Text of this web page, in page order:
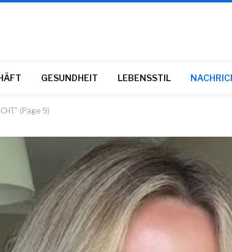
GESUNDHEIT LEBENSSTIL
(Page 9)